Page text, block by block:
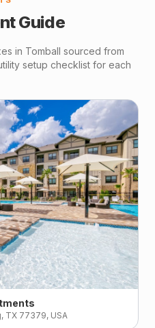
Guide
in Tomball sourced from
setup checklist for each
TX 77379, USA